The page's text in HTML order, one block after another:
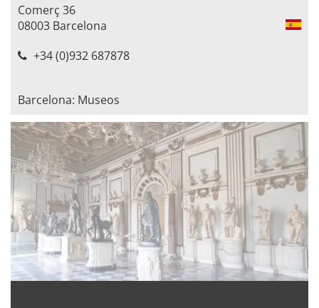
Comerç 36
08003 Barcelona
+34 (0)932 687878
Barcelona: Museos